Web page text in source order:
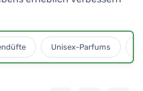
Unisex-Parfums